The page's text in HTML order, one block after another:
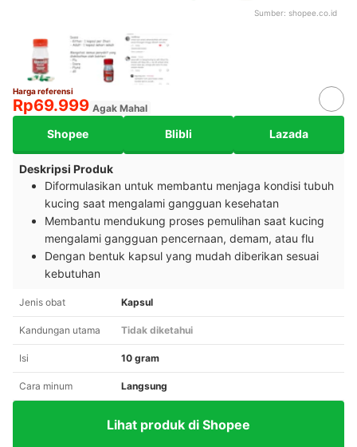
Sumber: shopee.co.id
Harga referensi
Rp69.999 Agak Mahal
Shopee Blibli Lazada
Deskripsi Produk
Diformulasikan untuk membantu menjaga kondisi tubuh
kucing saat mengalami gangguan kesehatan
Membantu mendukung proses pemulihan saat kucing
mengalami gangguan pencernaan, demam, atau flu
Dengan bentuk kapsul yang mudah diberikan sesuai
kebutuhan
Jenis obat Kapsul
Kandungan utama Tidak diketahui
Isi 10 gram
Cara minum Langsung
Lihat produk di Shopee